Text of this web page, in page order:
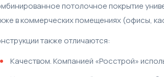
потолочное покрытие
в коммерческих помещениях (офисы,
также отличаются:
Качеством. Компанией «Росстрой»